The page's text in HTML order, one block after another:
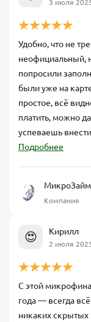
3 июля
Удобно, что не
неофициальный,
попросили
были уже на
простое, всё
платить, можно
успеваешь
Подробнее
МикроЗайм
Компания
😍 Кирилл
2 июля
С этой
года — всегда
никаких скрытых